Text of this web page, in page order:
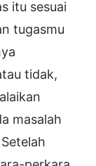
itu sesuai
tugasmu
tidak,
masalah